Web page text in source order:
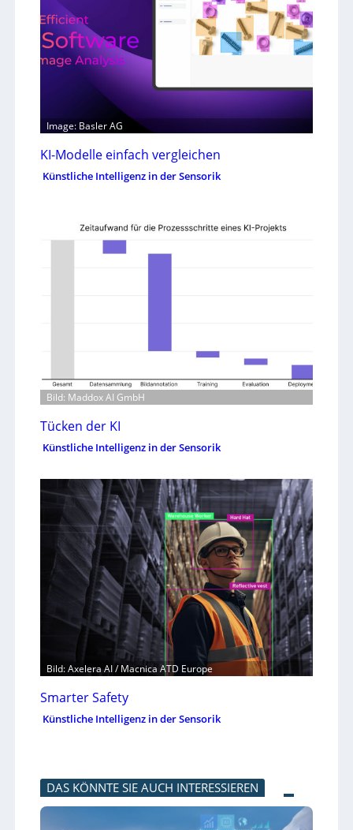
Image: Basler AG
KI-Modelle einfach vergleichen
Künstliche Intelligenz in der Sensorik
Bild: Maddox AI GmbH
Tücken der KI
Künstliche Intelligenz in der Sensorik
Bild: Axelera AI / Macnica ATD Europe
Smarter Safety
Künstliche Intelligenz in der Sensorik
DAS KÖNNTE SIE AUCH INTERESSIEREN